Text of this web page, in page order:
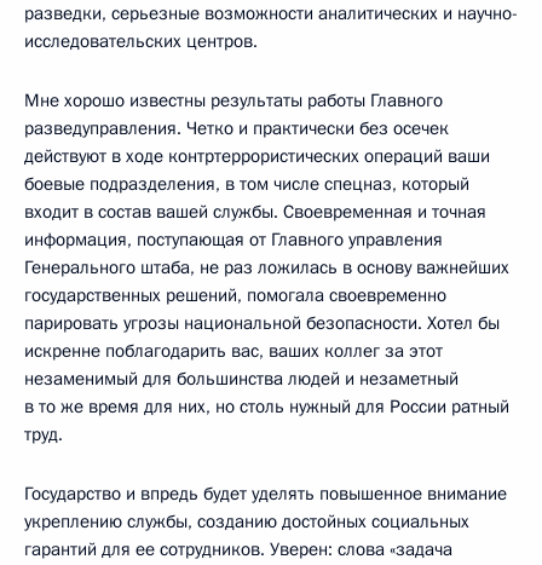
разведки, серьезные возможности аналитических и научно-
исследовательских центров.
Мне хорошо известны результаты работы Главного
разведуправления. Четко и практически без осечек
действуют в ходе контртеррористических операций ваши
боевые подразделения, в том числе спецназ, который
входит в состав вашей службы. Своевременная и точная
информация, поступающая от Главного управления
Генерального штаба, не раз ложилась в основу важнейших
государственных решений, помогала своевременно
парировать угрозы национальной безопасности. Хотел бы
искренне поблагодарить вас, ваших коллег за этот
незаменимый для большинства людей и незаметный
в то же время для них, но столь нужный для России ратный
труд.
Государство и впредь будет уделять повышенное внимание
укреплению службы, созданию достойных социальных
гарантий для ее сотрудников. Уверен: слова «задача